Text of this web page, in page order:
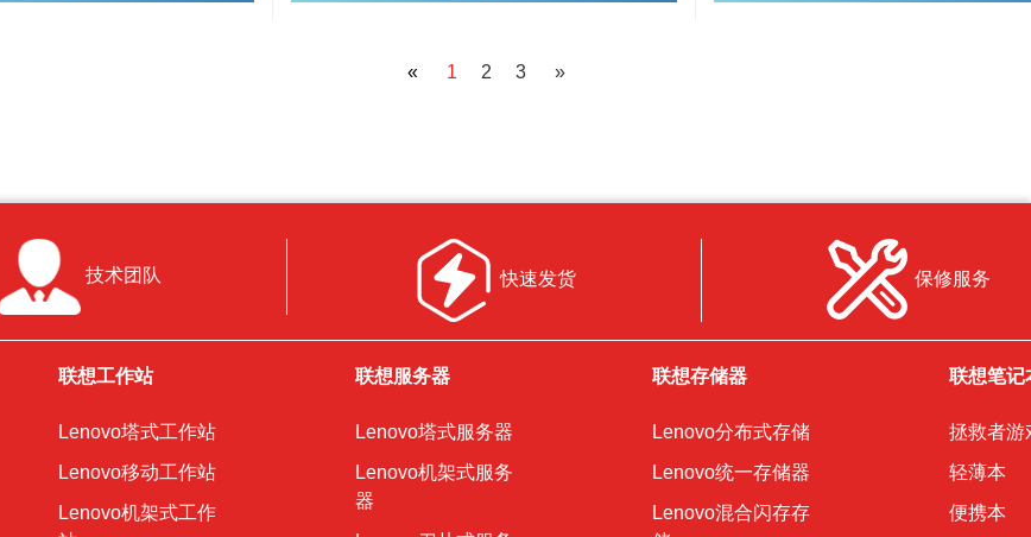
« 1 2 3 »
技术团队 快速发货 保修服务
联想工作站
Lenovo塔式工作站
Lenovo移动工作站
Lenovo机架式工作
联想服务器
Lenovo塔式服务器
Lenovo机架式服务
器
联想存储器
Lenovo分布式存储
Lenovo统一存储器
Lenovo混合闪存存
联想笔记
拯救者游
轻薄本
便携本